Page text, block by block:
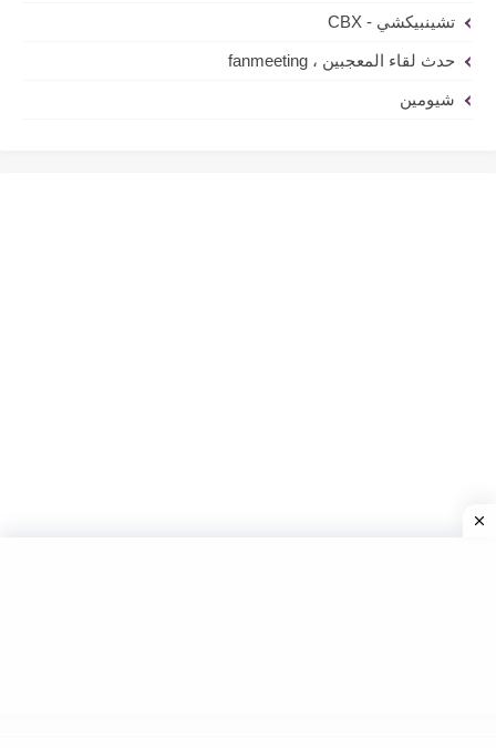
تشينبيكشي - CBX
حدث لقاء المعجبين ، fanmeeting
شيومين